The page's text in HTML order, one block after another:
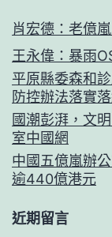
肖宏德：老億
王永偉：暴雨
平原縣委森和
防控辦法落實
國潮彭湃，文
室中國網
中國五億嵐辦
逾440億港元
近期留言